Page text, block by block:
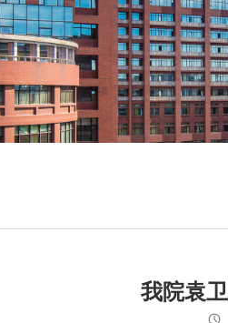
我院袁